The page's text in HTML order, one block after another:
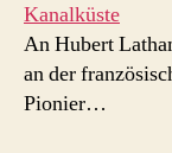
Kanalküste
An Hubert
an der
Pionier…